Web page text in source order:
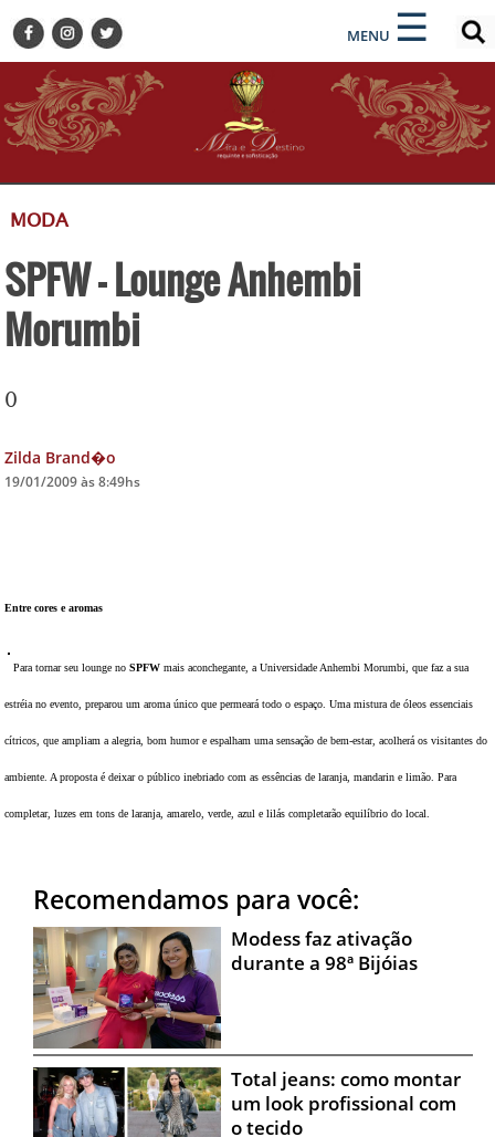
MENU ☰
×
BELEZA
BUSINESS E NEGÓCIOS
CULTURA
DESTINOS
GASTRONOMIA
HOTELARIA
×
ENCONTRE SUA NOTÍCIA
MODA
SPFW - Lounge Anhembi
Morumbi
0
Zilda Brand�o
19/01/2009 às 8:49hs
Entre cores e aromas
Para tornar seu lounge noSPFW mais aconchegante, a Universidade Anhembi Morumbi, que faz a sua
estréia no evento, preparou um aroma único que permeará todo o espaço. Uma mistura de óleos essenciais
cítricos, que ampliam a alegria, bom humor e espalham uma sensação de bem-estar, acolherá os visitantes do
ambiente. A proposta é deixar o público inebriado com as essências de laranja, mandarin e limão. Para
completar, luzes em tons de laranja, amarelo, verde, azul e lilás completarão equilíbrio do local.
Recomendamos para você:
Modess faz ativação
durante a 98ª Bijóias
Total jeans: como montar
um look profissional com
o tecido